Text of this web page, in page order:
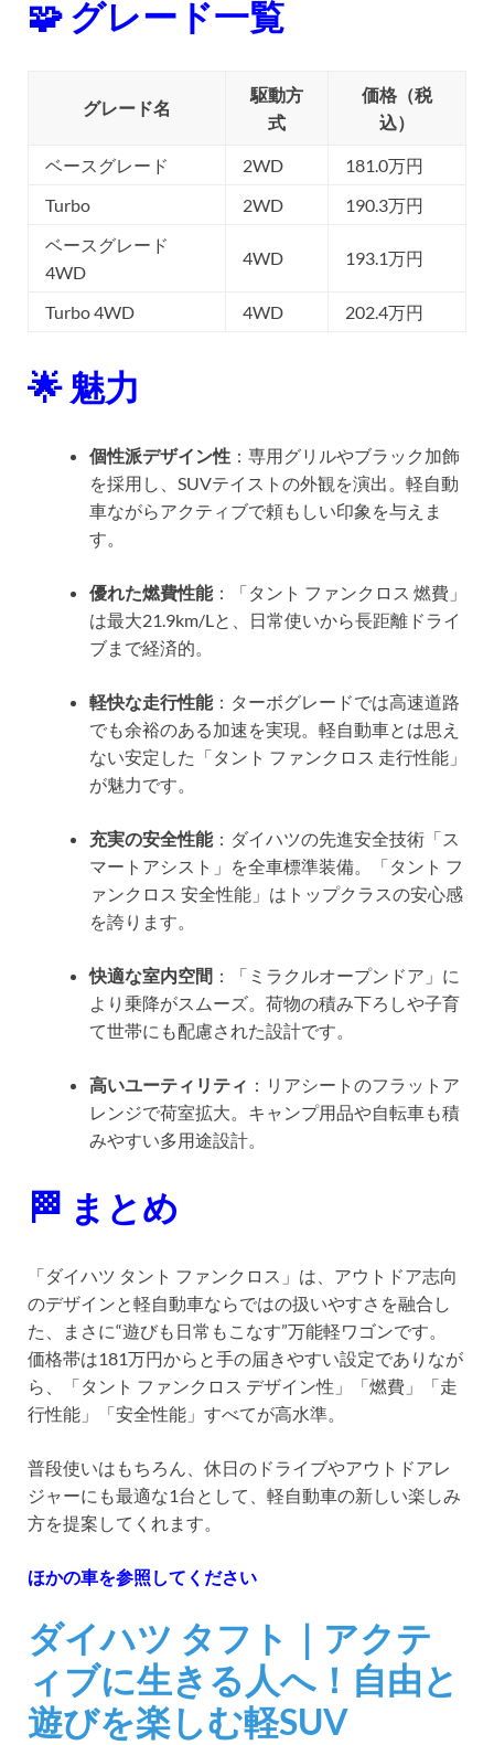
🧩 グレード一覧
グレード名
駆動方
式
価格（税
込）
ベースグレード 2WD
181.0万円
Turbo
2WD
190.3万円
ベースグレード
4WD
4WD 193.1万円
Turbo 4WD 4WD 202.4万円
🌟 魅力
個性派デザイン性 ：専用グリルやブラック加飾
を採用し、SUVテイストの外観を演出。軽自動
車ながらアクティブで頼もしい印象を与えま
す。
優れた燃費性能：「タント ファンクロス 燃費」
は最大21.9km/Lと、日常使いから長距離ドライ
ブまで経済的。
軽快な走行性能：ターボグレードでは高速道路
でも余裕のある加速を実現。軽自動車とは思え
ない安定した「タント ファンクロス 走行性能」
が魅力です。
充実の安全性能：ダイハツの先進安全技術「ス
マートアシスト」を全車標準装備。「タント フ
ァンクロス 安全性能」はトップクラスの安心感
を誇ります。
快適な室内空間 ：「ミラクルオープンドア」に
より乗降がスムーズ。荷物の積み下ろしや子育
て世帯にも配慮された設計です。
高いユーティリティ ：リアシートのフラットア
レンジで荷室拡大。キャンプ用品や自転車も積
みやすい多用途設計。
🏁 まとめ
「ダイハツ タント ファンクロス」は、アウトドア志向
のデザインと軽自動車ならではの扱いやすさを融合し
た、まさに“遊びも日常もこなす”万能軽ワゴンです。
価格帯は181万円からと手の届きやすい設定でありなが
ら、「タント ファンクロス デザイン性」「燃費」「走
行性能」「安全性能」すべてが高水準。
普段使いはもちろん、休日のドライブやアウトドアレ
ジャーにも最適な1台として、軽自動車の新しい楽しみ
方を提案してくれます。
ほかの車を参照してください
ダイハツ タフト｜アクテ
ィブに生きる人へ！自由と
遊びを楽しむ軽SUV